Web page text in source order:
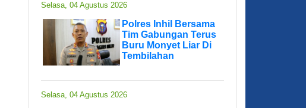
Selasa, 04 Agustus 2026
Polres Inhil Bersama
Tim Gabungan Terus
Buru Monyet Liar Di
Tembilahan
Selasa, 04 Agustus 2026